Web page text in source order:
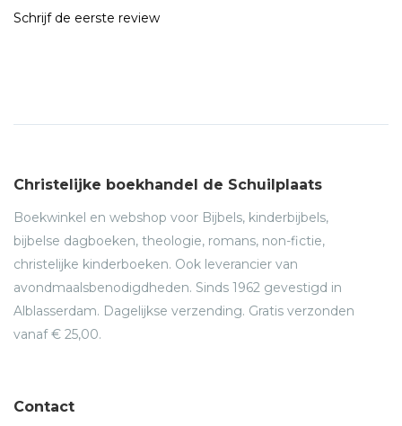
Schrijf de eerste review
Christelijke boekhandel de Schuilplaats
Boekwinkel en webshop voor Bijbels, kinderbijbels,
bijbelse dagboeken, theologie, romans, non-fictie,
christelijke kinderboeken. Ook leverancier van
avondmaalsbenodigdheden. Sinds 1962 gevestigd in
Alblasserdam. Dagelijkse verzending. Gratis verzonden
vanaf € 25,00.
Contact